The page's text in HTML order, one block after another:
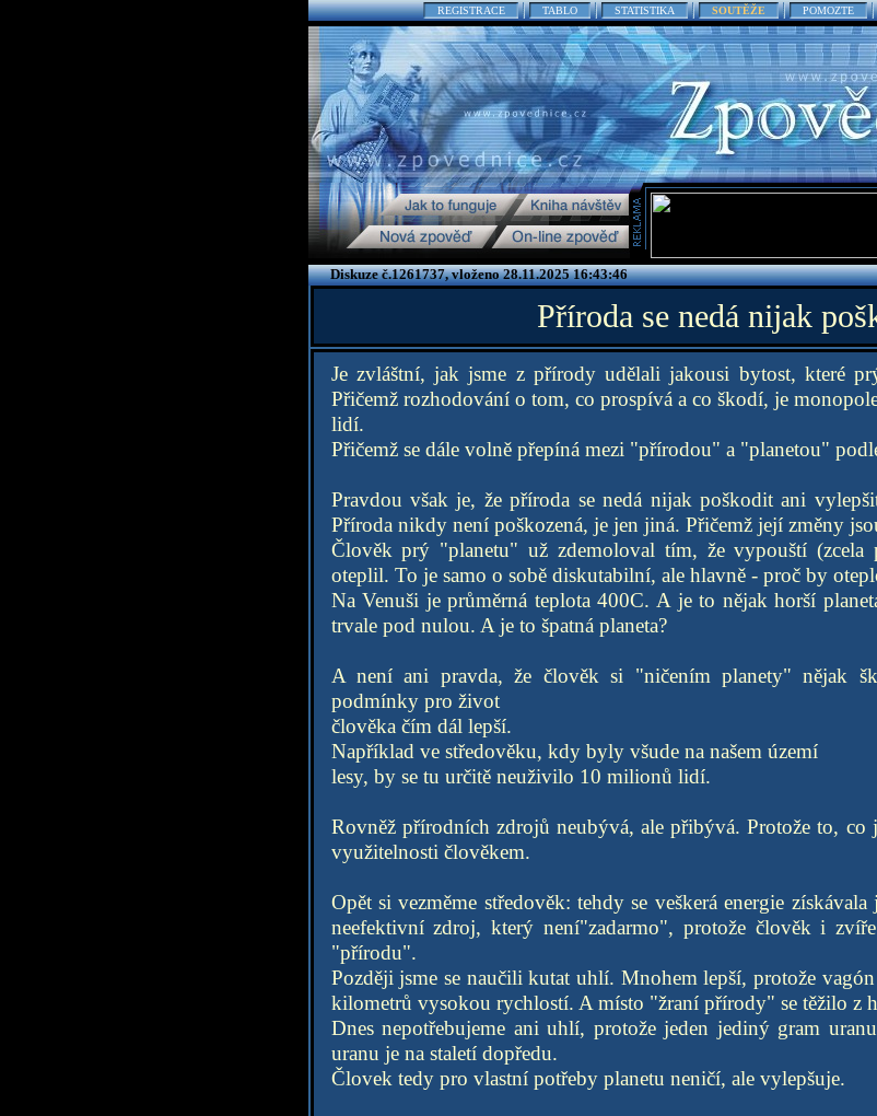
REGISTRACE TABLO STATISTIKA SOUTĚŽE POMOZTE
Diskuze č.1261737, vloženo 28.11.2025 16:43:46
Příroda se nedá nijak
Je zvláštní, jak jsme z přírody udělali jakousi bytost, které
Přičemž rozhodování o tom, co prospívá a co škodí, je
lidí.
Přičemž se dále volně přepíná mezi "přírodou" a "planetou"
Pravdou však je, že příroda se nedá nijak poškodit ani
Příroda nikdy není poškozená, je jen jiná. Přičemž její změny
Člověk prý "planetu" už zdemoloval tím, že vypouští
oteplil. To je samo o sobě diskutabilní, ale hlavně - proč by
Na Venuši je průměrná teplota 400C. A je to nějak horší
trvale pod nulou. A je to špatná planeta?
A není ani pravda, že člověk si "ničením planety" nějak
podmínky pro život
člověka čím dál lepší.
Například ve středověku, kdy byly všude na našem území
lesy, by se tu určitě neuživilo 10 milionů lidí.
Rovněž přírodních zdrojů neubývá, ale přibývá. Protože to,
využitelnosti člověkem.
Opět si vezměme středověk: tehdy se veškerá energie
neefektivní zdroj, který není"zadarmo", protože člověk i
"přírodu".
Později jsme se naučili kutat uhlí. Mnohem lepší, protože
kilometrů vysokou rychlostí. A místo "žraní přírody" se těžilo z
Dnes nepotřebujeme ani uhlí, protože jeden jediný gram
uranu je na staletí dopředu.
Človek tedy pro vlastní potřeby planetu neničí, ale vylepšuje.